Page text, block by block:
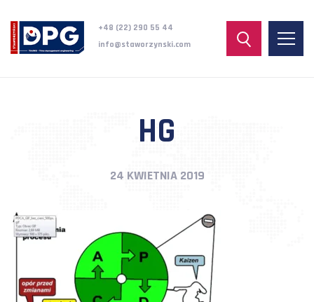
+48 (22) 290 55 44
info@staworzynski.com
HG
24 KWIETNIA 2019